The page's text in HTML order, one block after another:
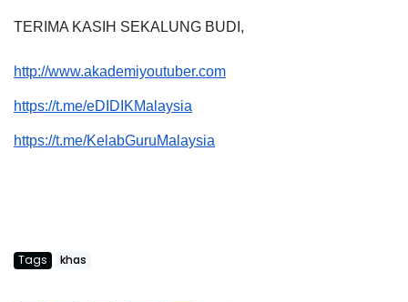
TERIMA KASIH SEKALUNG BUDI,
http://www.akademiyoutuber.com
https://t.me/eDIDIKMalaysia
https://t.me/KelabGuruMalaysia
Tags khas